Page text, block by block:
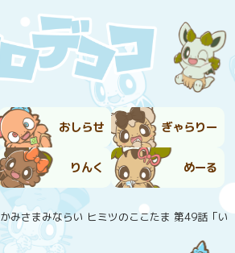
おしらせ ぎゃらりー
りんく めーる
かみさまみならい ヒミツのここたま 第49話「